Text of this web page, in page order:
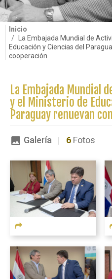
Inicio
La Embajada Mundial de
Educación y Ciencias del
cooperación
La Embajada Mundial
y el Ministerio de
Paraguay renuevan
image Galería | 6 Fotos